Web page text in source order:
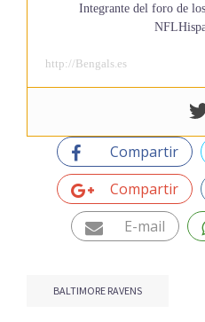
Integrante del foro de
http://Bengals.es
Compartir
Compartir
E-mail
BALTIMORE RAVENS